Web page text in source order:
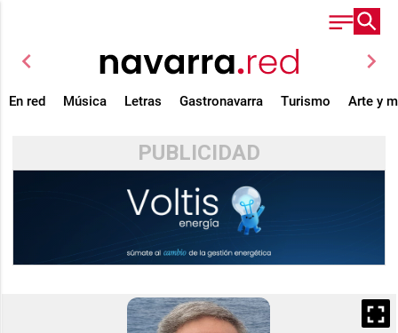
chevron_left chevron_right
En red Música Letras Gastronavarra Turismo Arte y
PUBLICIDAD